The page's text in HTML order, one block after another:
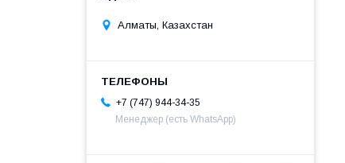
Алматы, Казахстан
+7 (747) 944-34-35
Менеджер (есть WhatsApp)